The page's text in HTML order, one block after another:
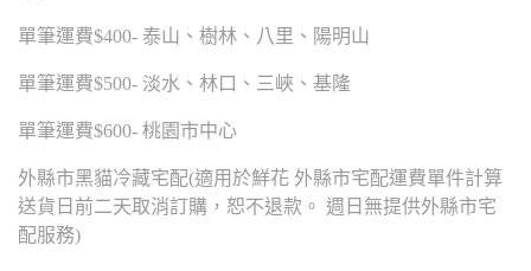
單筆運費$400- 泰山、樹林、八里、陽明山
單筆運費$500- 淡水、林口、三峽、基隆
單筆運費$600- 桃園市中心
外縣市黑貓冷藏宅配(適用於鮮花 外縣市宅配運費單件計算
送貨日前二天取消訂購，恕不退款。 週日無提供外縣市宅
配服務)